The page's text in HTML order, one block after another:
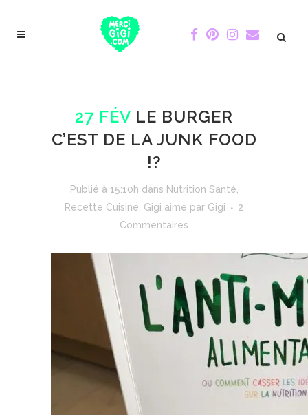
27 FÉV LE BURGER
C’EST DE LA JUNK FOOD
!?
Publié à 15:10h dans Nutrition Santé
Recette Cuisine Gigi aime par Gigi
2
Commentaires